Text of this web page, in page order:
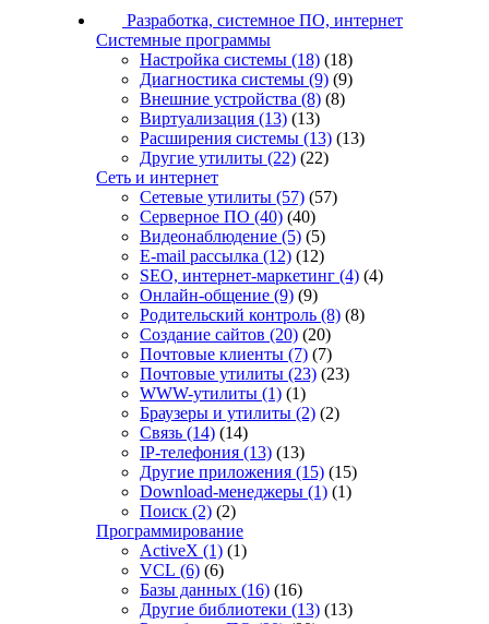
Разработка, системное ПО, интернет
Системные программы
Настройка системы (18) (18)
Диагностика системы (9) (9)
Внешние устройства (8) (8)
Виртуализация (13) (13)
Расширения системы (13) (13)
Другие утилиты (22) (22)
Сеть и интернет
Сетевые утилиты (57) (57)
Серверное ПО (40) (40)
Видеонаблюдение (5) (5)
E-mail рассылка (12) (12)
SEO, интернет-маркетинг (4) (4)
Онлайн-общение (9) (9)
Родительский контроль (8) (8)
Создание сайтов (20) (20)
Почтовые клиенты (7) (7)
Почтовые утилиты (23) (23)
WWW-утилиты (1) (1)
Браузеры и утилиты (2) (2)
Связь (14) (14)
IP-телефония (13) (13)
Другие приложения (15) (15)
Download-менеджеры (1) (1)
Поиск (2) (2)
Программирование
ActiveX (1) (1)
VCL (6) (6)
Базы данных (16) (16)
Другие библиотеки (13) (13)